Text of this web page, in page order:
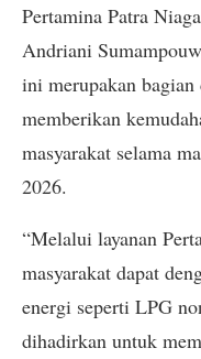
Pertamina Patra
Andriani
ini merupakan
memberikan
masyarakat selama
2026.
“Melalui layanan
masyarakat dapat
energi seperti LPG
dihadirkan untuk